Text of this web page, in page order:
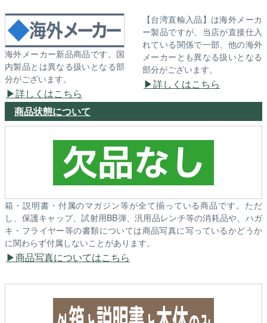
海外メーカー新品商品です。国
内製品とは異なる扱いとなる部
分がございます。
詳しくはこちら
【台湾直輸入品】は海外メーカ
ー製品ですが、当店が直接仕入
れている関係で一部、他の海外
メーカーとも異なる扱いとなる
部分がございます。
詳しくはこちら
商品状態について
箱・説明書・付属のマガジン等が全て揃っている商品です。ただ
し、保護キャップ、試射用BB弾、汎用品レンチ等の消耗品や、ハガ
キ・フライヤー等の書類については商品写真に写っているかどうか
に関わらず付属しないことがあります。
商品写真についてはこちら